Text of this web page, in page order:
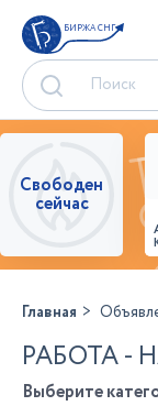
БИРЖА СНГ
Свободен
сейчас
Главная
РАБОТА -
Выберите